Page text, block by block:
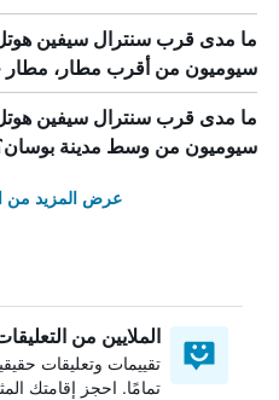
ما مدى قرب سنترال سيفين
سيوميون من أقرب مطار،
ما مدى قرب سنترال سيفين
سيوميون من وسط مدينة
عرض المزيد من
الملايين من
تقييمات وتعليقات
تمامًا. احجز إقامتك